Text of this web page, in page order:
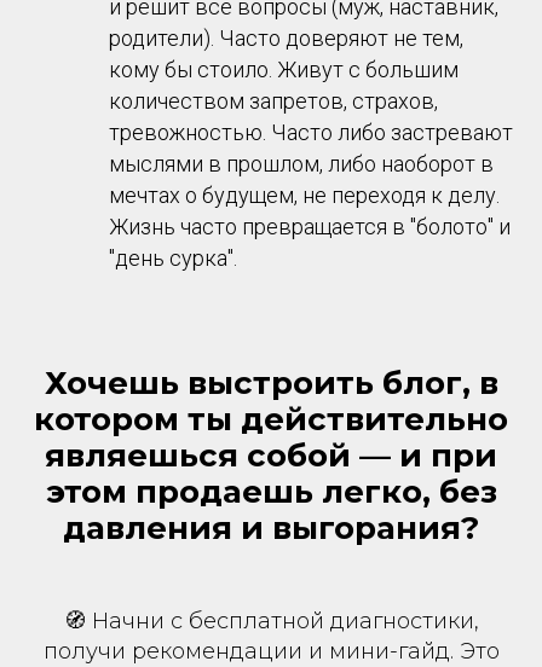
и решит все вопросы (муж, наставник,
родители). Часто доверяют не тем,
кому бы стоило. Живут с большим
количеством запретов, страхов,
тревожностью. Часто либо застревают
мыслями в прошлом, либо наоборот в
мечтах о будущем, не переходя к делу.
Жизнь часто превращается в "болото" и
"день сурка".
Хочешь выстроить блог, в
котором ты действительно
являешься собой — и при
этом продаешь легко, без
давления и выгорания?
🧭 Начни с бесплатной диагностики,
получи рекомендации и мини-гайд. Это